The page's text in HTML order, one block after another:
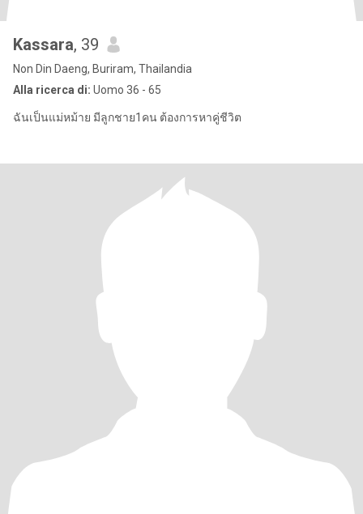
Kassara, 39
Non Din Daeng, Buriram, Thailandia
Alla ricerca di: Uomo 36 - 65
ฉันเป็นแม่หม้าย มีลูกชาย1คน ต้องการหาคู่ชีวิต